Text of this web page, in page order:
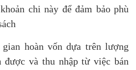
chi này để đảm bảo phù
hoàn vốn dựa trên lượng
được và thu nhập từ việc bán